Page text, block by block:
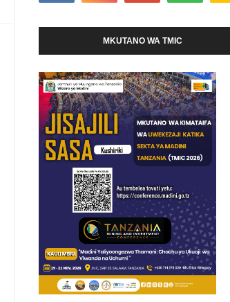
MKUTANO WA TMIC